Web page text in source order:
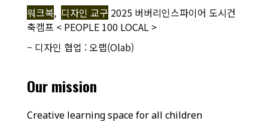
워크북, 디자인 교구 2025 버버리인스파이어 도시건
축캠프 < PEOPLE 100 LOCAL >
– 디자인 협업 : 오랩(Olab)
Our mission
Creative learning space for all children